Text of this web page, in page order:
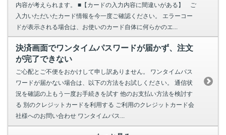
内容が考えられます。 ■【カードの入力内容に間違いがある】 ご
入力いただいたカード情報を今一度ご確認ください。 エラーコー
ドが表示される場合は、お使いのカード自体に何らかのエ...
決済画面でワンタイムパスワードが届かず、注文
が完了できない
ご心配とご不便をおかけして申し訳ありません。 ワンタイムパス
ワードが届かない場合は、以下の方法をお試しください。 通信状
況を確認の上もう一度お手続きを試す 他のお支払い方法を検討す
る 別のクレジットカードを利用する ご利用のクレジットカード会
社様へのお問い合わせ ワンタイムパス...